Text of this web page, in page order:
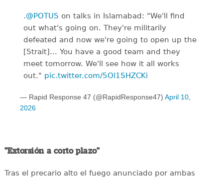
.@POTUS on talks in Islamabad: "We'll find
out what's going on. They're militarily
defeated and now we're going to open up the
[Strait]... You have a good team and they
meet tomorrow. We'll see how it all works
out." pic.twitter.com/5Ol1SHZCKi
— Rapid Response 47 (@RapidResponse47) April 10,
2026
"Extorsión a corto plazo"
Tras el precario alto el fuego anunciado por ambas